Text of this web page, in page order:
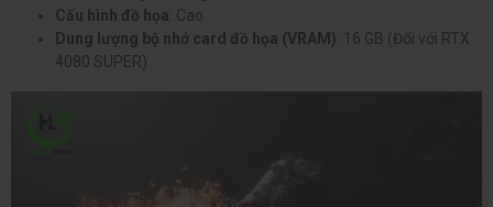
Cấu hình đồ họa: Cao
Dung lượng bộ nhớ card đồ họa (VRAM): 16 GB (Đối với RTX
4080 SUPER)